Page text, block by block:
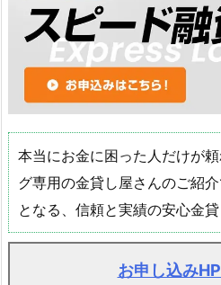
本当にお金に困った人だけが
グ専用の金貸し屋さんのご紹
となる、信頼と実績の安心金貸
お申し込み